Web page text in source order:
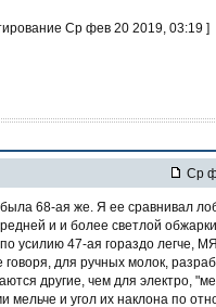
Ср фев 20 2019, 03:19 ]
Ср
68-ая же. Я ее сравнивал
и и более светлой
по усилию 47-ая гораздо легче,
для ручных молок,
другие, чем для электро,
мельче и угол их наклона по